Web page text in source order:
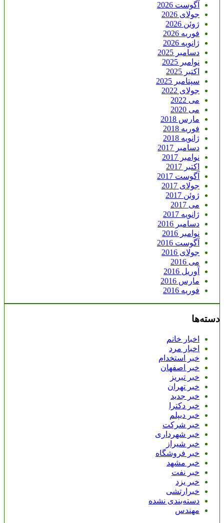
آگوست 2026
جولای 2026
ژوئن 2026
فوریه 2026
ژانویه 2026
دسامبر 2025
نوامبر 2025
اکتبر 2025
سپتامبر 2025
جولای 2022
می 2022
می 2020
مارس 2018
فوریه 2018
ژانویه 2018
دسامبر 2017
نوامبر 2017
اکتبر 2017
آگوست 2017
جولای 2017
ژوئن 2017
می 2017
ژانویه 2017
دسامبر 2016
نوامبر 2016
آگوست 2016
جولای 2016
می 2016
آوریل 2016
مارس 2016
فوریه 2016
دسته‌ها
اخبار خانم
اخبار مرد
خبر استخدام
خبر اصفهان
خبر تبریز
خبر تهران
خبر جدید
خبر دکترا
خبر دیپلم
خبر شرکت
خبر شهرداری
خبر شیراز
خبر فروشگاه
خبر مشهد
خبر نفت
خبر یزد
خبرارتشی
دسته‌بندی نشده
مهندس